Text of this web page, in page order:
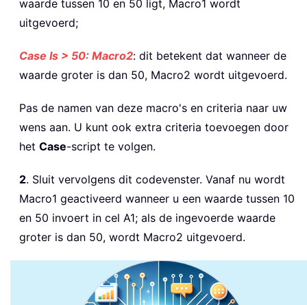
waarde tussen 10 en 50 ligt, Macro1 wordt
uitgevoerd;
Case Is > 50: Macro2: dit betekent dat wanneer de
waarde groter is dan 50, Macro2 wordt uitgevoerd.
Pas de namen van deze macro's en criteria naar uw
wens aan. U kunt ook extra criteria toevoegen door
het Case-script te volgen.
2. Sluit vervolgens dit codevenster. Vanaf nu wordt
Macro1 geactiveerd wanneer u een waarde tussen 10
en 50 invoert in cel A1; als de ingevoerde waarde
groter is dan 50, wordt Macro2 uitgevoerd.